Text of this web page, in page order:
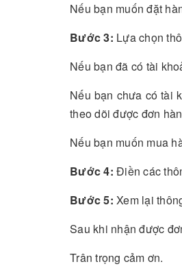
Nếu bạn muốn đặt
Bước 3: Lựa chọn
Nếu bạn đã có tài
Nếu bạn chưa có tài
theo dõi được đơn
Nếu bạn muốn mua
Bước 4: Điền các
Bước 5: Xem lại
Sau khi nhận được
Trân trọng cảm ơn.